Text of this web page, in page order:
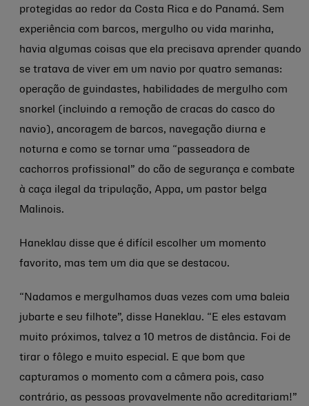
protegidas ao redor da Costa Rica e do Panamá. Sem
experiência com barcos, mergulho ou vida marinha,
havia algumas coisas que ela precisava aprender quando
se tratava de viver em um navio por quatro semanas:
operação de guindastes, habilidades de mergulho com
snorkel (incluindo a remoção de cracas do casco do
navio), ancoragem de barcos, navegação diurna e
noturna e como se tornar uma “passeadora de
cachorros profissional” do cão de segurança e combate
à caça ilegal da tripulação, Appa, um pastor belga
Malinois.
Haneklau disse que é difícil escolher um momento
favorito, mas tem um dia que se destacou.
“Nadamos e mergulhamos duas vezes com uma baleia
jubarte e seu filhote”, disse Haneklau. “E eles estavam
muito próximos, talvez a 10 metros de distância. Foi de
tirar o fôlego e muito especial. E que bom que
capturamos o momento com a câmera pois, caso
contrário, as pessoas provavelmente não acreditariam!”